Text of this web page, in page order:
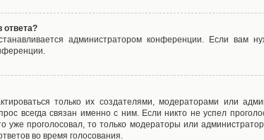
ответа?
администратором конференции. Если вам
только их создателями, модераторами или
всегда связан именно с ним. Если никто не успел
уже проголосовал, то только модераторы или
во время голосования.